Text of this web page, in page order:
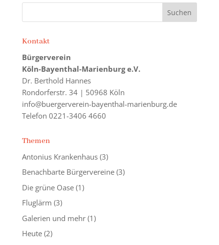
Kontakt
Bürgerverein
Köln-Bayenthal-Marienburg e.V.
Dr. Berthold Hannes
Rondorferstr. 34 | 50968 Köln
info@buergerverein-bayenthal-marienburg.de
Telefon 0221-3406 4660
Themen
Antonius Krankenhaus(3)
Benachbarte Bürgervereine(3)
Die grüne Oase(1)
Fluglärm (3)
Galerien und mehr(1)
Heute(2)